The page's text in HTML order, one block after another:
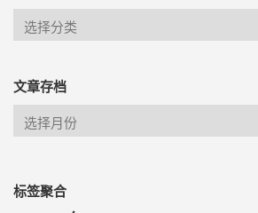
文章存档
标签聚合